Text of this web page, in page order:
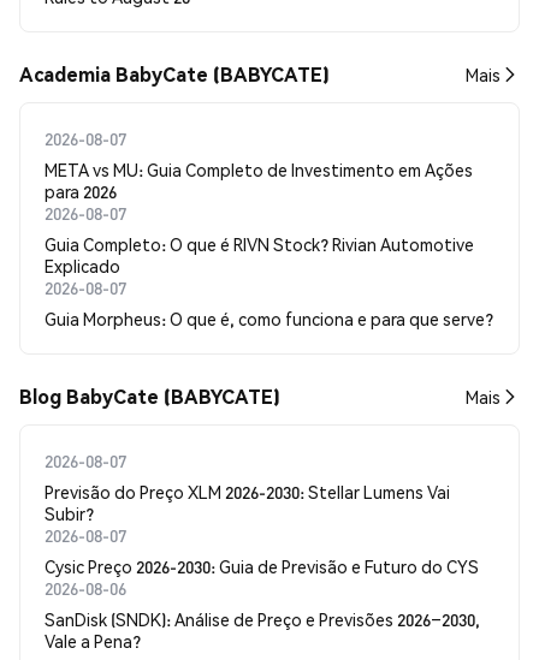
Academia BabyCate (BABYCATE) Mais
2026-08-07
META vs MU: Guia Completo de Investimento em Ações
para 2026
2026-08-07
Guia Completo: O que é RIVN Stock? Rivian Automotive
Explicado
2026-08-07
Guia Morpheus: O que é, como funciona e para que serve?
Blog BabyCate (BABYCATE) Mais
2026-08-07
Previsão do Preço XLM 2026-2030: Stellar Lumens Vai
Subir?
2026-08-07
Cysic Preço 2026-2030: Guia de Previsão e Futuro do CYS
2026-08-06
SanDisk (SNDK): Análise de Preço e Previsões 2026–2030,
Vale a Pena?